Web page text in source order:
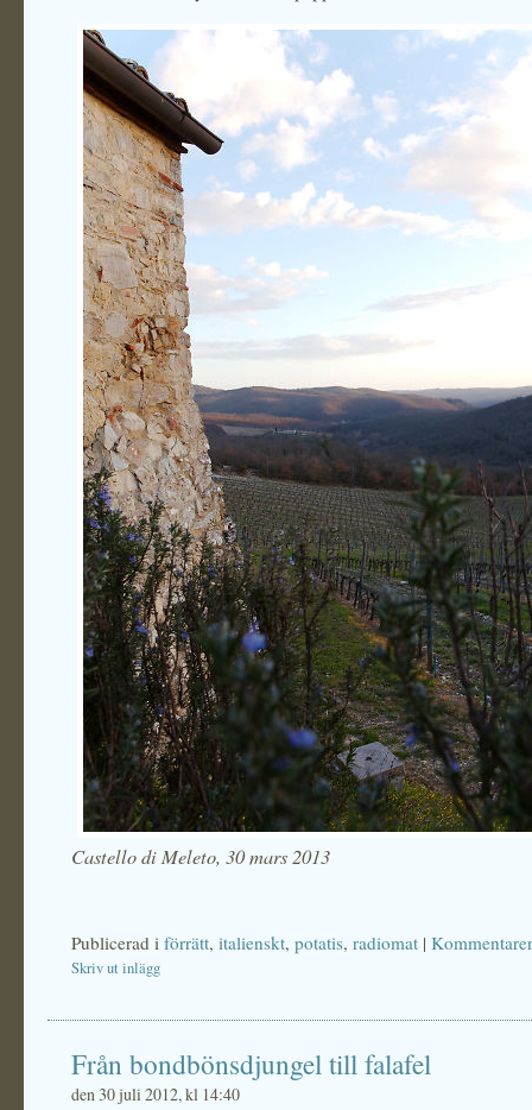
Castello di Meleto, 30 mars 2013
Publicerad i förrätt, italienskt, potatis, radiomat |
Skriv ut inlägg
Från bondbönsdjungel till falafel
den 30 juli 2012, kl 14:40